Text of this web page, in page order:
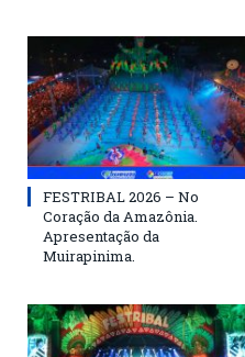
FESTRIBAL 2026 – No
Coração da Amazônia.
Apresentação da
Muirapinima.